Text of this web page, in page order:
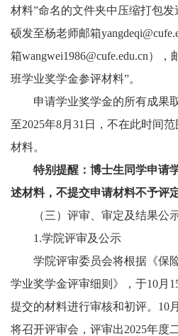
材料”命名的文件夹中压缩打包
硕发至杨老师邮箱
箱wangwei1986@cufe.edu.cn）
班学业奖学金参评材料”。
申请学业奖学金的所有成果
至2025年8月31日，不在此时间
材料。
特别提醒：博士生同学申请
述材料，不提交申请材料不予评
（三）评审、审定及结果公
1.学院评审及公示
学院评审委员会将根据《保
学业奖学金评审细则》，于10月
提交的材料进行审核和初评。10
将召开评审会，评审出2025年度